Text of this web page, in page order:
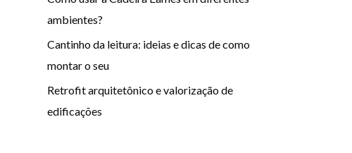
ambientes?
Cantinho da leitura: ideias e dicas de como
montar o seu
Retrofit arquitetônico e valorização de
edificações